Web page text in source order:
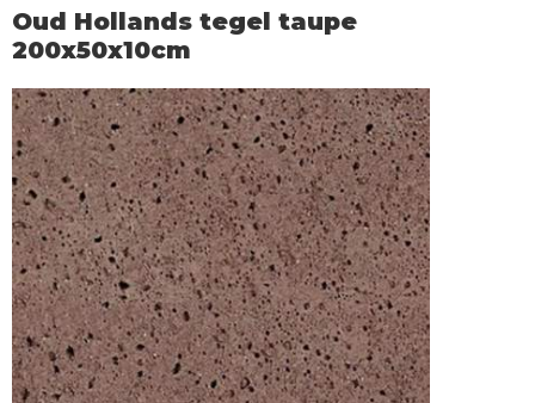
Oud Hollands tegel taupe
200x50x10cm